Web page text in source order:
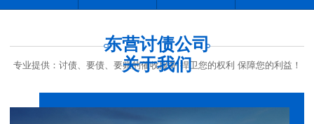
东营讨债公司
关于我们
专业提供：讨债、要债、要账的催收服务 捍卫您的权利 保障您的利益！